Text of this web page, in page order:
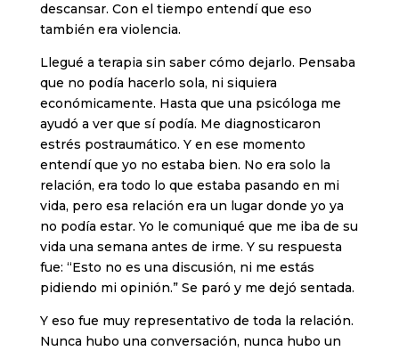
descansar. Con el tiempo entendí que eso
también era violencia.
Llegué a terapia sin saber cómo dejarlo. Pensaba
que no podía hacerlo sola, ni siquiera
económicamente. Hasta que una psicóloga me
ayudó a ver que sí podía. Me diagnosticaron
estrés postraumático. Y en ese momento
entendí que yo no estaba bien. No era solo la
relación, era todo lo que estaba pasando en mi
vida, pero esa relación era un lugar donde yo ya
no podía estar. Yo le comuniqué que me iba de su
vida una semana antes de irme. Y su respuesta
fue: “Esto no es una discusión, ni me estás
pidiendo mi opinión.” Se paró y me dejó sentada.
Y eso fue muy representativo de toda la relación.
Nunca hubo una conversación, nunca hubo un